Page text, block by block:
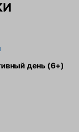
день (6+)